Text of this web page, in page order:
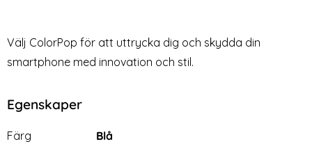
Välj ColorPop för att uttrycka dig och skydda din
smartphone med innovation och stil.
Egenskaper
Egenskaper/attribut för denna produkt
Attribut
Färg
Blå